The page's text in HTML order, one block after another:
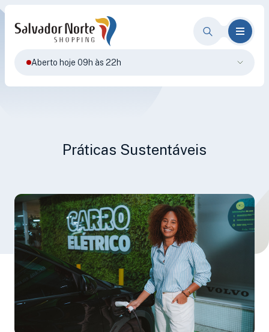
Aberto hoje 09h às 22h
Práticas Sustentáveis